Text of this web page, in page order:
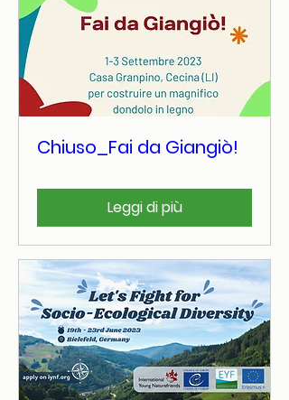
Chiuso_Fai da Giangiò!
Leggi di più